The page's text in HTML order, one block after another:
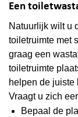
Een
Natuurlijk wilt u
toiletruimte met
graag een
toiletruimte
helpen de juiste
Vraagt u zich
Bepaal de